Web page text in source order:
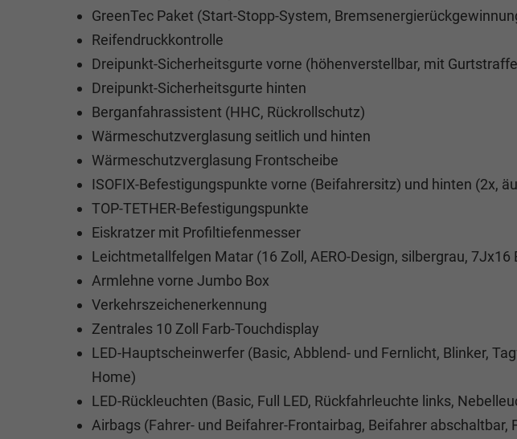
GreenTec Paket (Start-Stopp-System,
Reifendruckkontrolle
Dreipunkt-Sicherheitsgurte vorne (höhenverstellbar, mit
Dreipunkt-Sicherheitsgurte hinten
Berganfahrassistent (HHC, Rückrollschutz)
Wärmeschutzverglasung seitlich und hinten
Wärmeschutzverglasung Frontscheibe
ISOFIX-Befestigungspunkte vorne (Beifahrersitz) und hinten (2x,
TOP-TETHER-Befestigungspunkte
Eiskratzer mit Profiltiefenmesser
Leichtmetallfelgen Matar (16 Zoll, AERO-Design, silbergrau, 7Jx16
Armlehne vorne Jumbo Box
Verkehrszeichenerkennung
Zentrales 10 Zoll Farb-Touchdisplay
LED-Hauptscheinwerfer (Basic, Abblend- und Fernlicht, Blinker,
Home)
LED-Rückleuchten (Basic, Full LED, Rückfahrleuchte links,
Airbags (Fahrer- und Beifahrer-Frontairbag, Beifahrer abschaltbar,